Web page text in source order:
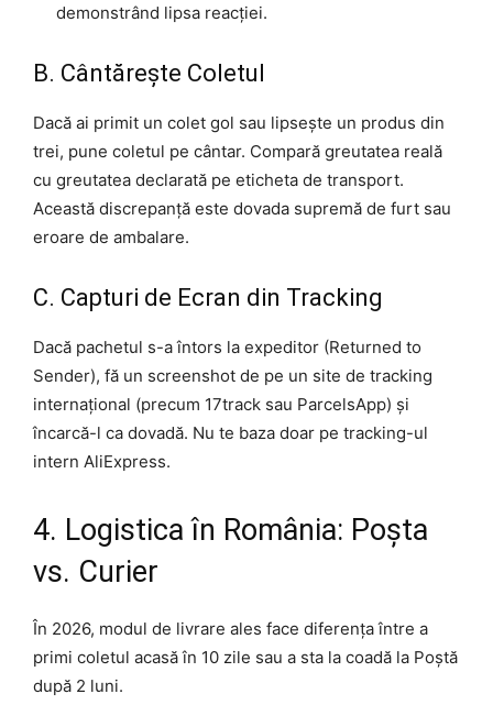
demonstrând lipsa reacției.
B. Cântărește Coletul
Dacă ai primit un colet gol sau lipsește un produs din
trei, pune coletul pe cântar. Compară greutatea reală
cu greutatea declarată pe eticheta de transport.
Această discrepanță este dovada supremă de furt sau
eroare de ambalare.
C. Capturi de Ecran din Tracking
Dacă pachetul s-a întors la expeditor (Returned to
Sender), fă un screenshot de pe un site de tracking
internațional (precum 17track sau ParcelsApp) și
încarcă-l ca dovadă. Nu te baza doar pe tracking-ul
intern AliExpress.
4. Logistica în România: Poșta
vs. Curier
În 2026, modul de livrare ales face diferența între a
primi coletul acasă în 10 zile sau a sta la coadă la Poștă
după 2 luni.